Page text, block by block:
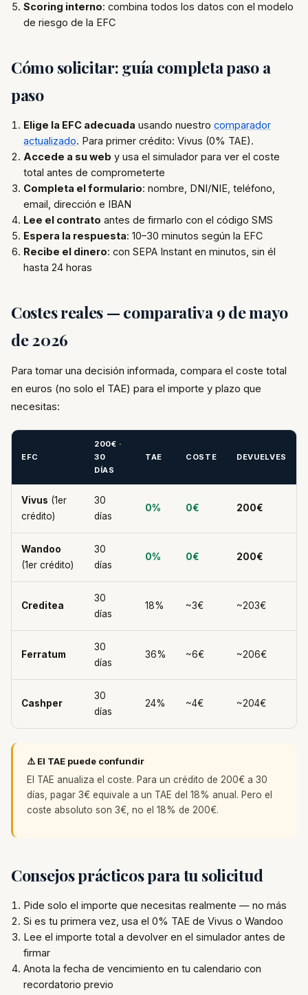
Scoring interno: combina todos los datos con el modelo
de riesgo de la EFC
Cómo solicitar: guía completa paso a
paso
Elige la EFC adecuada usando nuestro comparador
actualizado. Para primer crédito: Vivus (0% TAE).
Accede a su web y usa el simulador para ver el coste
total antes de comprometerte
Completa el formulario: nombre, DNI/NIE, teléfono,
email, dirección e IBAN
Lee el contrato antes de firmarlo con el código SMS
Espera la respuesta: 10–30 minutos según la EFC
Recibe el dinero: con SEPA Instant en minutos, sin él
hasta 24 horas
Costes reales — comparativa 9 de mayo
de 2026
Para tomar una decisión informada, compara el coste total
en euros (no solo el TAE) para el importe y plazo que
necesitas:
EFC
200€ ·
30
DÍAS
TAE COSTE DEVUELVES
Vivus (1er
crédito)
30
días
0% 0€ 200€
Wandoo
(1er crédito)
30
días
0% 0€ 200€
Creditea
30
días
18% ~3€ ~203€
Ferratum
30
días
36% ~6€ ~206€
Cashper
30
días
24% ~4€ ~204€
⚠️ El TAE puede confundir
El TAE anualiza el coste. Para un crédito de 200€ a 30
días, pagar 3€ equivale a un TAE del 18% anual. Pero el
coste absoluto son 3€, no el 18% de 200€.
Consejos prácticos para tu solicitud
Pide solo el importe que necesitas realmente — no más
Si es tu primera vez, usa el 0% TAE de Vivus o Wandoo
Lee el importe total a devolver en el simulador antes de
firmar
Anota la fecha de vencimiento en tu calendario con
recordatorio previo